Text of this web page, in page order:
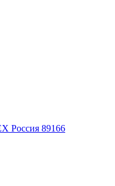
Россия 89166